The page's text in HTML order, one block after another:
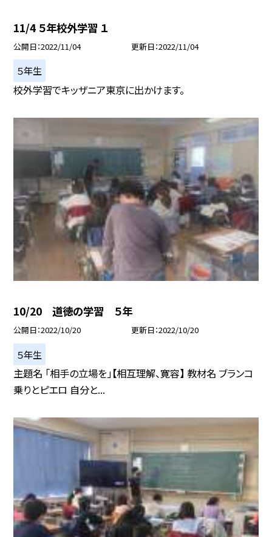
11/4 ５年校外学習 １
公開日 2022/11/04 更新日 2022/11/04
５年生
校外学習でキッザニア東京に出かけます。
10/20 道徳の学習 ５年
公開日 2022/10/20 更新日 2022/10/20
５年生
主題名 「相手の立場を」【相互理解、寛容】 教材名 ブランコ
乗りとピエロ 自分と...